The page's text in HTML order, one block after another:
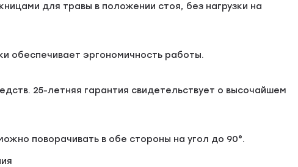
для травы в положении стоя, без нагрузки на
обеспечивает эргономичность работы.
25-летняя гарантия свидетельствует о высочайшем
поворачивать в обе стороны на угол до 90°.